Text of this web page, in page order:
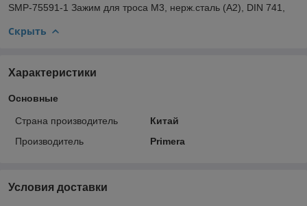
SMP-75591-1 Зажим для троса М3, нерж.сталь (А2), DIN 741,
Скрыть
Характеристики
Основные
Страна производитель
Китай
Производитель
Primera
Условия доставки